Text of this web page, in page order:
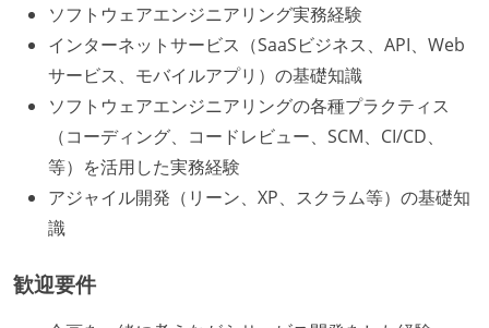
ソフトウェアエンジニアリング実務経験
インターネットサービス（SaaSビジネス、API、Web
サービス、モバイルアプリ）の基礎知識
ソフトウェアエンジニアリングの各種プラクティス
（コーディング、コードレビュー、SCM、CI/CD、
等）を活用した実務経験
アジャイル開発（リーン、XP、スクラム等）の基礎知
識
歓迎要件